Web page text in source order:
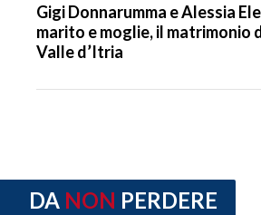
Gigi Donnarumma e Alessia
marito e moglie, il matrimonio
Valle d’Itria
DA NON PERDERE